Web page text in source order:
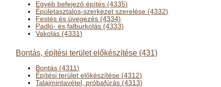
Egyéb befejező építés (4335)
Épületasztalos-szerkezet szerelése (4332)
Festés és üvegezés (4334)
Padló- és falburkolás (4333)
Vakolás (4331)
Bontás, építési terület előkészítése (431)
Bontás (4311)
Építési terület előkészítése (4312)
Talajmintavétel, próbafúrás (4313)